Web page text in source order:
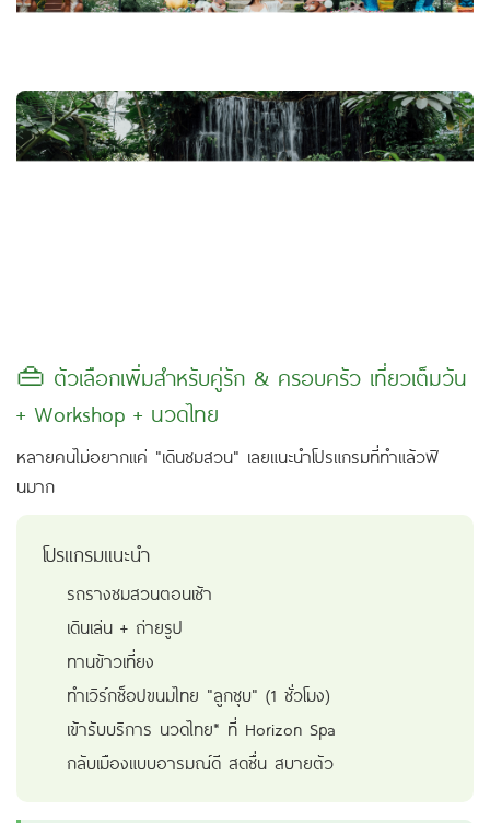
👜 ตัวเลือกเพิ่มสำหรับคู่รัก & ครอบครัว เที่ยวเต็มวัน
+ Workshop + นวดไทย
หลายคนไม่อยากแค่ "เดินชมสวน" เลยแนะนำโปรแกรมที่ทำแล้วฟิ
นมาก
โปรแกรมแนะนำ
รถรางชมสวนตอนเช้า
เดินเล่น + ถ่ายรูป
ทานข้าวเที่ยง
ทำเวิร์กช็อปขนมไทย "ลูกชุบ" (1 ชั่วโมง)
เข้ารับบริการ นวดไทย* ที่ Horizon Spa
กลับเมืองแบบอารมณ์ดี สดชื่น สบายตัว